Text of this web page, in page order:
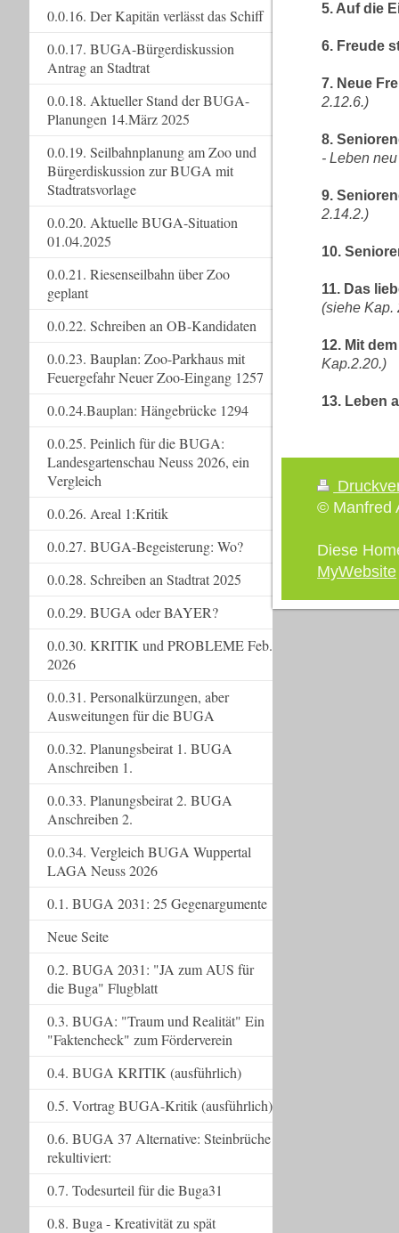
5. Auf die
6. Freude
7. Neue
2.12.6.)
8.
- Leben
9.
2.14.2.)
10.
11. Das
(siehe Kap.
12. Mit
Kap.2.20.)
13. Leben
© Manfred
Diese
MyWebsite
0.0.16. Der Kapitän verlässt das Schiff
0.0.17. BUGA-Bürgerdiskussion
Antrag an Stadtrat
0.0.18. Aktueller Stand der BUGA-
Planungen 14.März 2025
0.0.19. Seilbahnplanung am Zoo und
Bürgerdiskussion zur BUGA mit
Stadtratsvorlage
0.0.20. Aktuelle BUGA-Situation
01.04.2025
0.0.21. Riesenseilbahn über Zoo
geplant
0.0.22. Schreiben an OB-Kandidaten
0.0.23. Bauplan: Zoo-Parkhaus mit
Feuergefahr Neuer Zoo-Eingang 1257
0.0.24.Bauplan: Hängebrücke 1294
0.0.25. Peinlich für die BUGA:
Landesgartenschau Neuss 2026, ein
Vergleich
0.0.26. Areal 1:Kritik
0.0.27. BUGA-Begeisterung: Wo?
0.0.28. Schreiben an Stadtrat 2025
0.0.29. BUGA oder BAYER?
0.0.30. KRITIK und PROBLEME Feb.
2026
0.0.31. Personalkürzungen, aber
Ausweitungen für die BUGA
0.0.32. Planungsbeirat 1. BUGA
Anschreiben 1.
0.0.33. Planungsbeirat 2. BUGA
Anschreiben 2.
0.0.34. Vergleich BUGA Wuppertal
LAGA Neuss 2026
0.1. BUGA 2031: 25 Gegenargumente
Neue Seite
0.2. BUGA 2031: "JA zum AUS für
die Buga" Flugblatt
0.3. BUGA: "Traum und Realität" Ein
"Faktencheck" zum Förderverein
0.4. BUGA KRITIK (ausführlich)
0.5. Vortrag BUGA-Kritik (ausführlich)
0.6. BUGA 37 Alternative: Steinbrüche
rekultiviert:
0.7. Todesurteil für die Buga31
0.8. Buga - Kreativität zu spät